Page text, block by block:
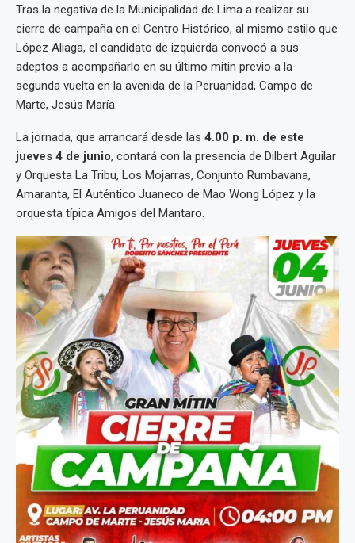
Tras la negativa de la Municipalidad de Lima a realizar su
cierre de campaña en el Centro Histórico, al mismo estilo que
López Aliaga, el candidato de izquierda convocó a sus
adeptos a acompañarlo en su último mitin previo a la
segunda vuelta en la avenida de la Peruanidad, Campo de
Marte, Jesús María.
La jornada, que arrancará desde las 4.00 p. m. de este
jueves 4 de junio, contará con la presencia de Dilbert Aguilar
y Orquesta La Tribu, Los Mojarras, Conjunto Rumbavana,
Amaranta, El Auténtico Juaneco de Mao Wong López y la
orquesta típica Amigos del Mantaro.